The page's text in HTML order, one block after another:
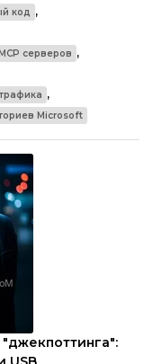
код ,
серверов ,
,
Microsoft